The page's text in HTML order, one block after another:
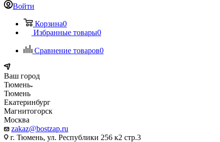
Войти
Корзина0
Избранные товары0
Сравнение товаров0
Ваш город
Тюмень
Тюмень
Екатеринбург
Магнитогорск
Москва
zakaz@bostzap.ru
г. Тюмень, ул. Республики 256 к2 стр.3